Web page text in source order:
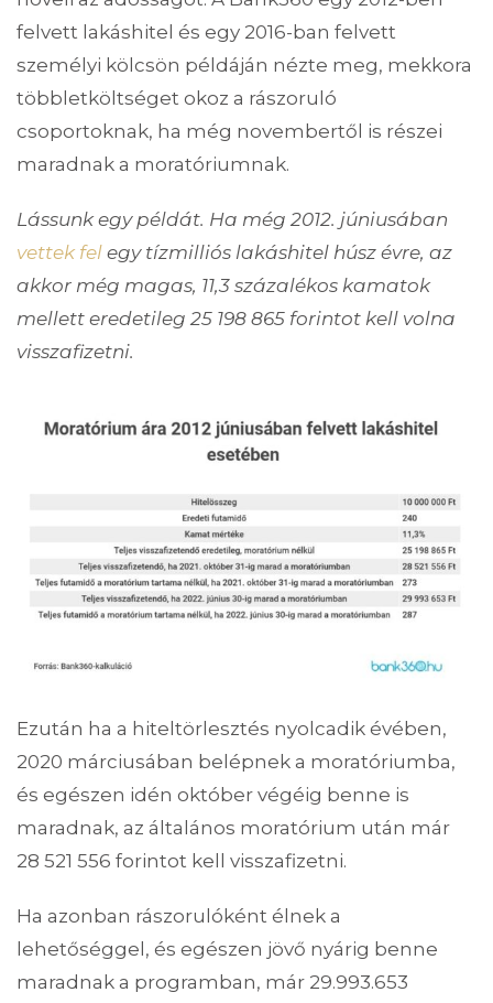
felvett lakáshitel és egy 2016-ban felvett
személyi kölcsön példáján nézte meg, mekkora
többletköltséget okoz a rászoruló
csoportoknak, ha még novembertől is részei
maradnak a moratóriumnak.
Lássunk egy példát. Ha még 2012. júniusában
vettek fel egy tízmilliós lakáshitel húsz évre, az
akkor még magas, 11,3 százalékos kamatok
mellett eredetileg 25 198 865 forintot kell volna
visszafizetni.
Ezután ha a hiteltörlesztés nyolcadik évében,
2020 márciusában belépnek a moratóriumba,
és egészen idén október végéig benne is
maradnak, az általános moratórium után már
28 521 556 forintot kell visszafizetni.
Ha azonban rászorulóként élnek a
lehetőséggel, és egészen jövő nyárig benne
maradnak a programban, már 29.993.653